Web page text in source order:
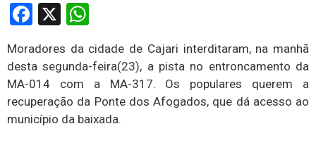
Facebook
X
Moradores da cidade de Cajari interditaram, na manhã
desta segunda-feira(23), a pista no entroncamento da
MA-014 com a MA-317. Os populares querem a
recuperação da Ponte dos Afogados, que dá acesso ao
município da baixada.